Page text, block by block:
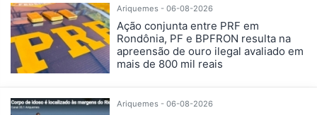
Ariquemes - 06-08-2026
Ação conjunta entre PRF em
Rondônia, PF e BPFRON resulta na
apreensão de ouro ilegal avaliado em
mais de 800 mil reais
Ariquemes - 06-08-2026